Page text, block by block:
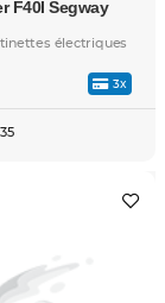
F40I Segway
électriques
3x